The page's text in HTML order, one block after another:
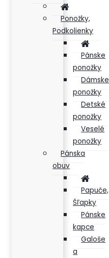
Ponožky,
Podkolienky
Pánske
ponožky
Dámske
ponožky
Detské
ponožky
Veselé
ponožky
Pánska
obuv
Papuče,
Šľapky
Pánske
kapce
Galoše
a